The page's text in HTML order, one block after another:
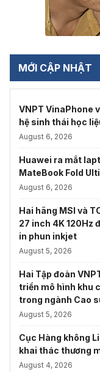
MỚI CẬP NHẬT
VNPT VinaPhone
hệ sinh thái học
August 6, 2026
Huawei ra mắt
MateBook Fold
August 6, 2026
Hai hãng MSI và
27 inch 4K 120Hz
in phun inkjet
August 5, 2026
Hai Tập đoàn
triển mô hình khu
trong ngành Cao
August 5, 2026
Cục Hàng không
khai thác thương
August 4, 2026